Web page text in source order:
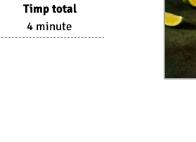
Timp total
4 minute